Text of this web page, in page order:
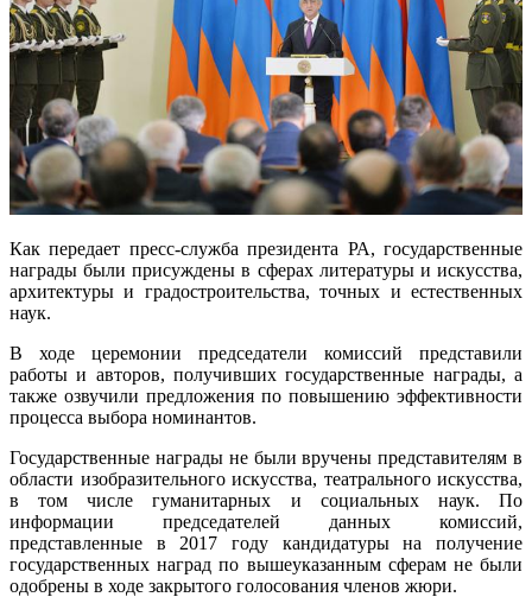
Как передает пресс-служба президента РА, государственные
награды были присуждены в сферах литературы и искусства,
архитектуры и градостроительства, точных и естественных
наук.
В ходе церемонии председатели комиссий представили
работы и авторов, получивших государственные награды, а
также озвучили предложения по повышению эффективности
процесса выбора номинантов.
Государственные награды не были вручены представителям в
области изобразительного искусства, театрального искусства,
в том числе гуманитарных и социальных наук. По
информации председателей данных комиссий,
представленные в 2017 году кандидатуры на получение
государственных наград по вышеуказанным сферам не были
одобрены в ходе закрытого голосования членов жюри.